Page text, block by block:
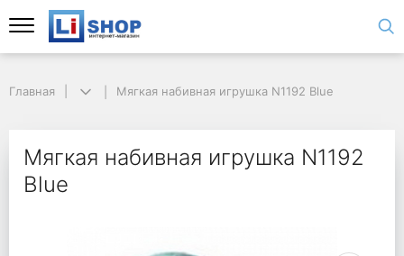
Главная Мягкая набивная игрушка N1192 Blue
Мягкая набивная игрушка N1192
Blue